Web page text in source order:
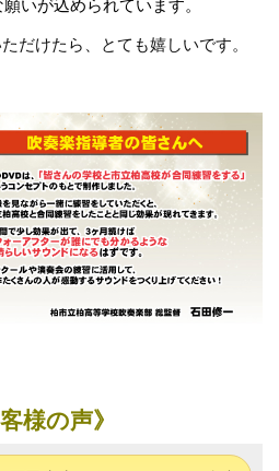
いが込められています。
だけたら、とても嬉しいです。
客様の声》